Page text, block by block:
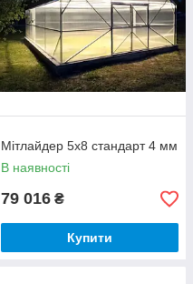
Мітлайдер 5х8 стандарт 4 мм
В наявності
79 016 ₴
Купити